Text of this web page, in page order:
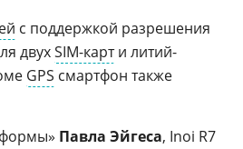
с поддержкой разрешения
двухSIM-карти литий-
GPS смартфон также
Павла Эйгеса, Inoi R7